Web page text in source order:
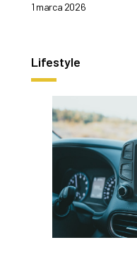
1 marca 2026
Lifestyle